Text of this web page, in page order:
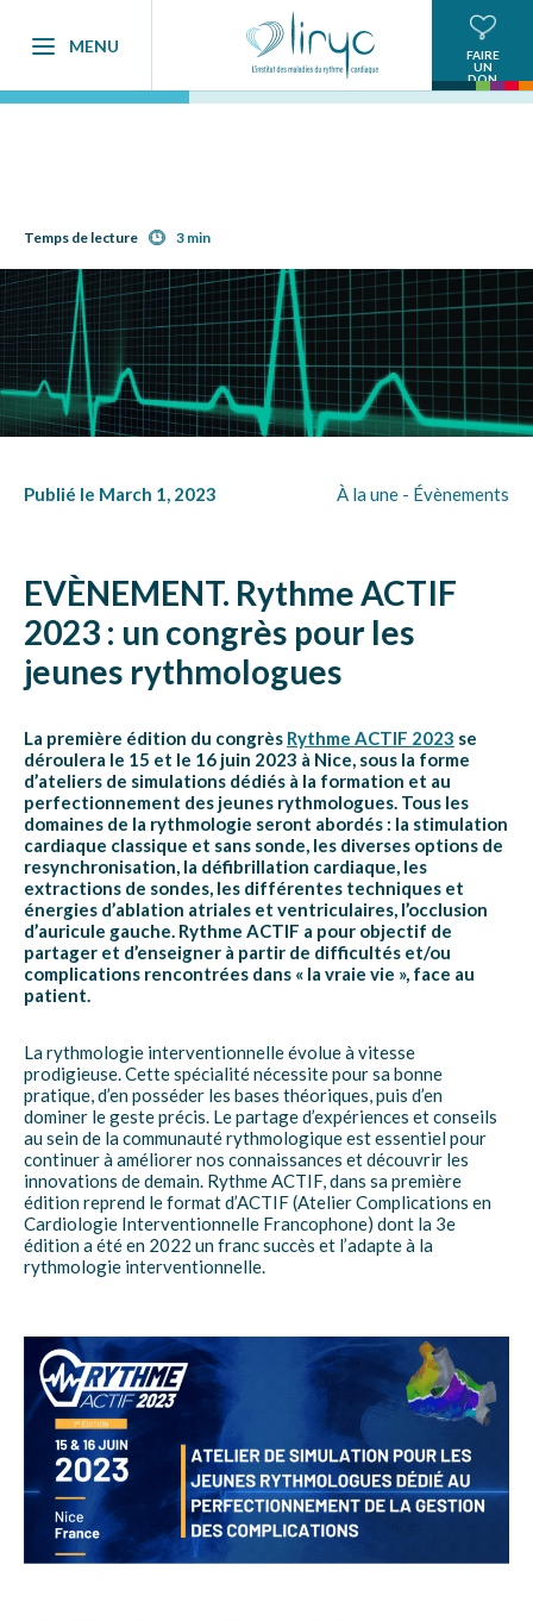
MENU
FAIRE
UN
DON
Temps de lecture 3 min
Publié le March 1, 2023 À la une - Évènements
EVÈNEMENT. Rythme ACTIF
2023 : un congrès pour les
jeunes rythmologues
La première édition du congrès Rythme ACTIF 2023 se
déroulera le 15 et le 16 juin 2023 à Nice, sous la forme
d’ateliers de simulations dédiés à la formation et au
perfectionnement des jeunes rythmologues. Tous les
domaines de la rythmologie seront abordés : la stimulation
cardiaque classique et sans sonde, les diverses options de
resynchronisation, la défibrillation cardiaque, les
extractions de sondes, les différentes techniques et
énergies d’ablation atriales et ventriculaires, l’occlusion
d’auricule gauche. Rythme ACTIF a pour objectif de
partager et d’enseigner à partir de difficultés et/ou
complications rencontrées dans « la vraie vie », face au
patient.
La rythmologie interventionnelle évolue à vitesse
prodigieuse. Cette spécialité nécessite pour sa bonne
pratique, d’en posséder les bases théoriques, puis d’en
dominer le geste précis. Le partage d’expériences et conseils
au sein de la communauté rythmologique est essentiel pour
continuer à améliorer nos connaissances et découvrir les
innovations de demain. Rythme ACTIF, dans sa première
édition reprend le format d’ACTIF (Atelier Complications en
Cardiologie Interventionnelle Francophone) dont la 3e
édition a été en 2022 un franc succès et l’adapte à la
rythmologie interventionnelle.